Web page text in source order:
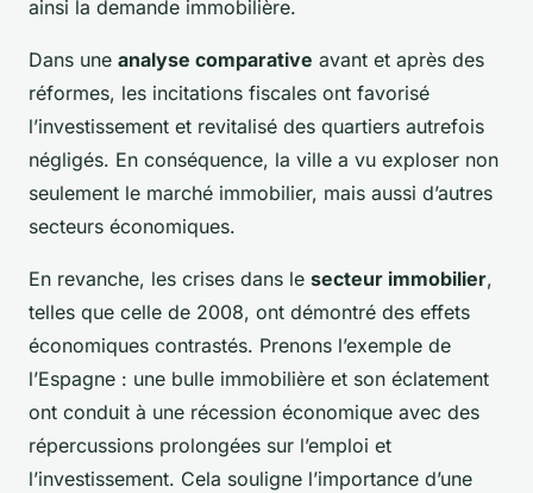
ainsi la demande immobilière.
Dans une analyse comparative avant et après des
réformes, les incitations fiscales ont favorisé
l’investissement et revitalisé des quartiers autrefois
négligés. En conséquence, la ville a vu exploser non
seulement le marché immobilier, mais aussi d’autres
secteurs économiques.
En revanche, les crises dans le secteur immobilier,
telles que celle de 2008, ont démontré des effets
économiques contrastés. Prenons l’exemple de
l’Espagne : une bulle immobilière et son éclatement
ont conduit à une récession économique avec des
répercussions prolongées sur l’emploi et
l’investissement. Cela souligne l’importance d’une